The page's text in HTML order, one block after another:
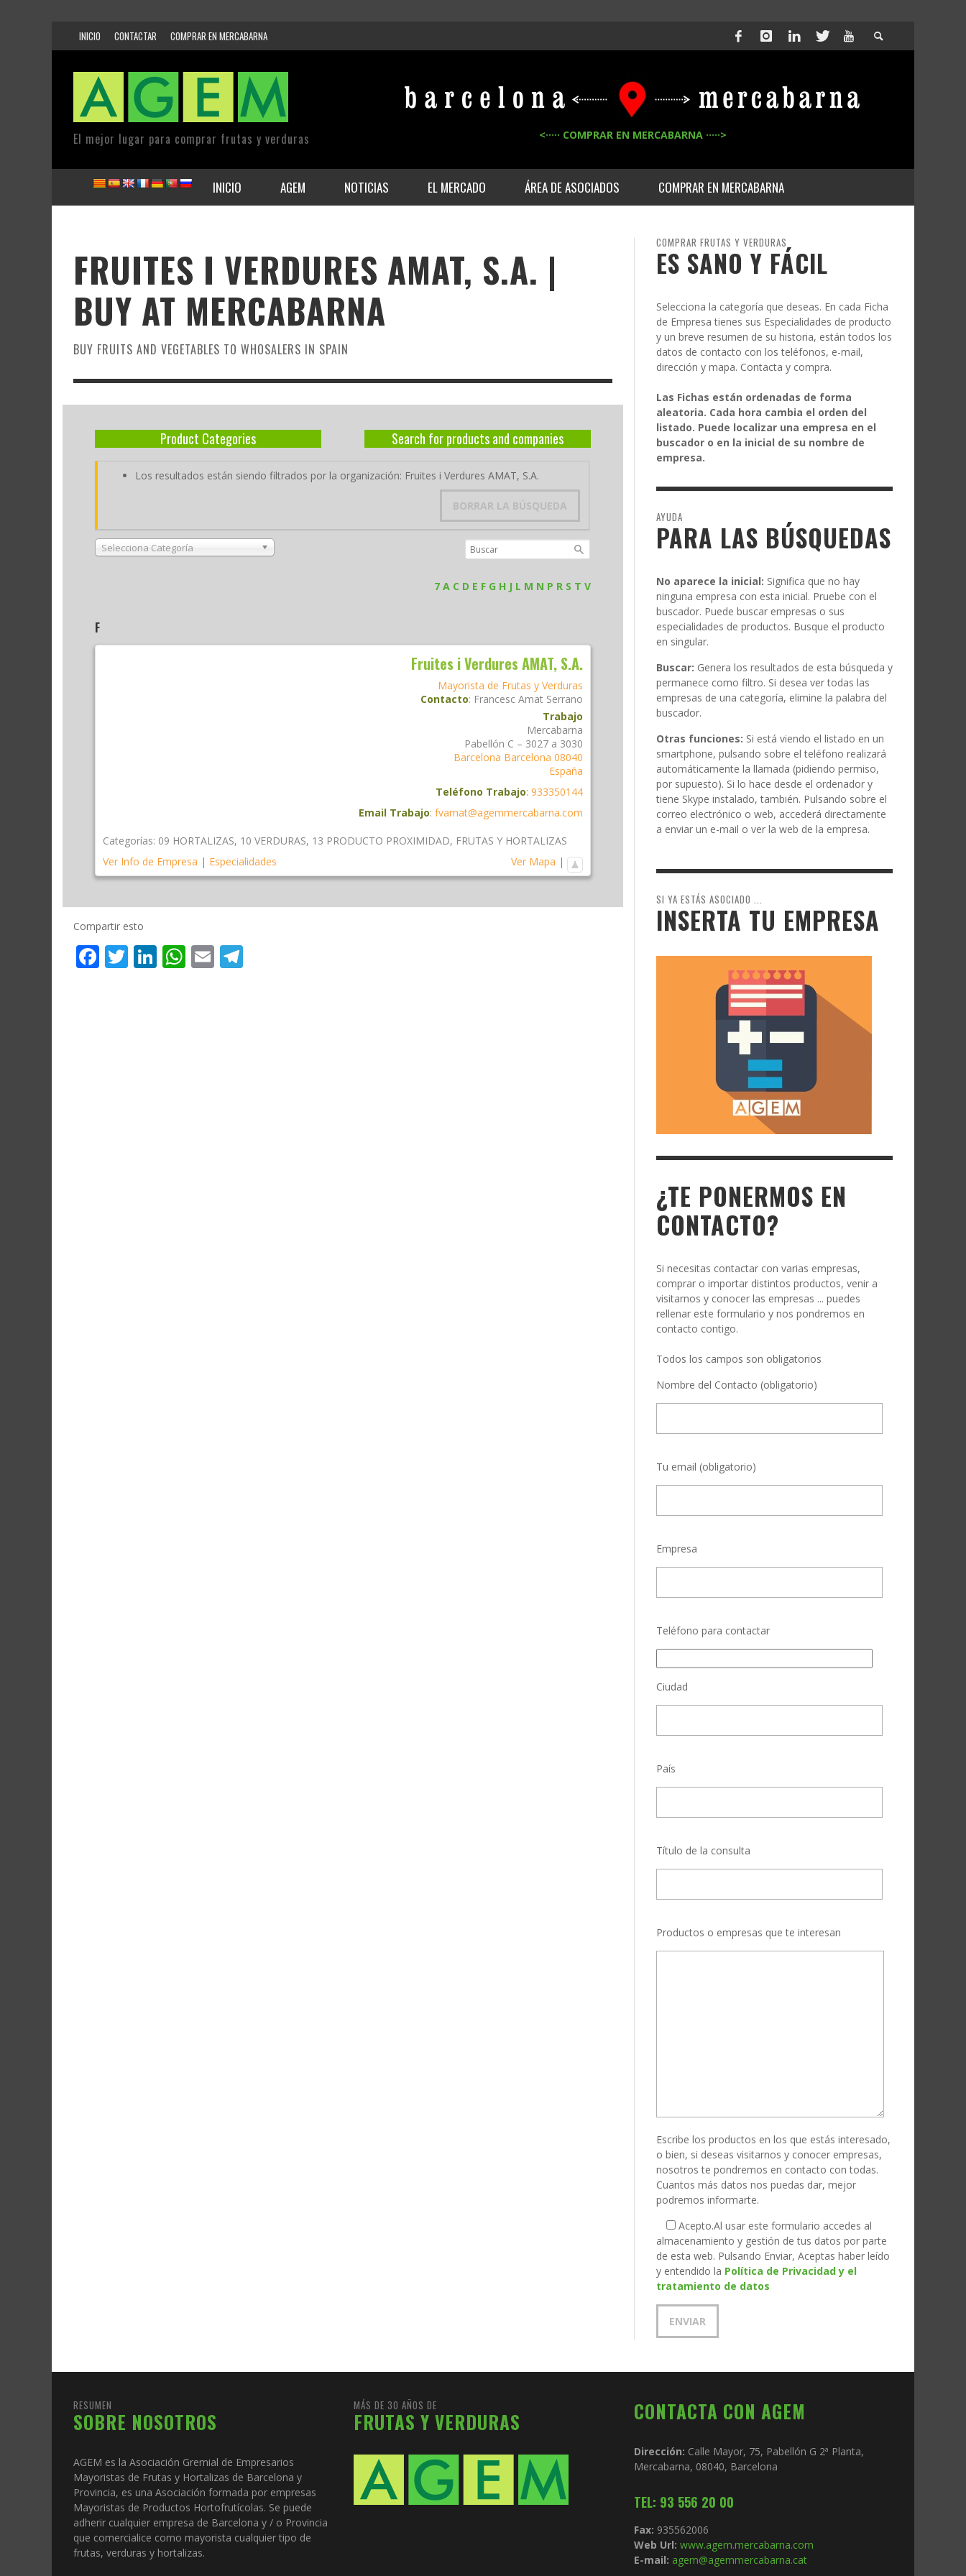
INICIO CONTACTAR COMPRAR EN MERCABARNA
El mejor lugar para comprar frutas y verduras <····· COMPRAR EN MERCABARNA ·····>
INICIO AGEM NOTICIAS EL MERCADO ÁREA DE ASOCIADOS COMPRAR EN MERCABARNA
FRUITES I VERDURES AMAT, S.A. |
BUY AT MERCABARNA
BUY FRUITS AND VEGETABLES TO WHOSALERS IN SPAIN
Product Categories Search for products and companies
Los resultados están siendo filtrados por la organización: Fruites i Verdures AMAT, S.A.
BORRAR LA BÚSQUEDA
Selecciona Categoría
7 A C D E F G H J L M N P R S T V
F
Fruites i Verdures AMAT, S.A.
Mayorista de Frutas y Verduras
Contacto: Francesc Amat Serrano
Trabajo
Mercabarna
Pabellón C – 3027 a 3030
Barcelona Barcelona 08040
España
Teléfono Trabajo: 933350144
Email Trabajo: fvamat@agemmercabarna.com
Categorías: 09 HORTALIZAS, 10 VERDURAS, 13 PRODUCTO PROXIMIDAD, FRUTAS Y HORTALIZAS
Ver Info de Empresa | Especialidades Ver Mapa |
Compartir esto
Facebook
Twitter
LinkedIn
WhatsApp
Email
COMPRAR FRUTAS Y VERDURAS
ES SANO Y FÁCIL
Selecciona la categoría que deseas. En cada Ficha
de Empresa tienes sus Especialidades de producto
y un breve resumen de su historia, están todos los
datos de contacto con los teléfonos, e-mail,
dirección y mapa. Contacta y compra.
Las Fichas están ordenadas de forma
aleatoria. Cada hora cambia el orden del
listado. Puede localizar una empresa en el
buscador o en la inicial de su nombre de
empresa.
AYUDA
PARA LAS BÚSQUEDAS
No aparece la inicial: Significa que no hay
ninguna empresa con esta inicial. Pruebe con el
buscador. Puede buscar empresas o sus
especialidades de productos. Busque el producto
en singular.
Buscar: Genera los resultados de esta búsqueda y
permanece como filtro. Si desea ver todas las
empresas de una categoría, elimine la palabra del
buscador.
Otras funciones: Si está viendo el listado en un
smartphone, pulsando sobre el teléfono realizará
automáticamente la llamada (pidiendo permiso,
por supuesto). Si lo hace desde el ordenador y
tiene Skype instalado, también. Pulsando sobre el
correo electrónico o web, accederá directamente
a enviar un e-mail o ver la web de la empresa.
SI YA ESTÁS ASOCIADO ...
INSERTA TU EMPRESA
¿TE PONERMOS EN
CONTACTO?
Si necesitas contactar con varias empresas,
comprar o importar distintos productos, venir a
visitarnos y conocer las empresas ... puedes
rellenar este formulario y nos pondremos en
contacto contigo.
Todos los campos son obligatorios
Nombre del Contacto (obligatorio)
Tu email (obligatorio)
Empresa
Teléfono para contactar
Ciudad
País
Título de la consulta
Productos o empresas que te interesan
Escribe los productos en los que estás interesado,
o bien, si deseas visitarnos y conocer empresas,
nosotros te pondremos en contacto con todas.
Cuantos más datos nos puedas dar, mejor
podremos informarte.
Acepto.Al usar este formulario accedes al
almacenamiento y gestión de tus datos por parte
de esta web. Pulsando Enviar, Aceptas haber leído
y entendido la Política de Privacidad y el
tratamiento de datos
RESUMEN
SOBRE NOSOTROS
AGEM es la Asociación Gremial de Empresarios
Mayoristas de Frutas y Hortalizas de Barcelona y
Provincia, es una Asociación formada por empresas
Mayoristas de Productos Hortofrutícolas. Se puede
adherir cualquier empresa de Barcelona y / o Provincia
que comercialice como mayorista cualquier tipo de
frutas, verduras y hortalizas.
MÁS DE 30 AÑOS DE
FRUTAS Y VERDURAS CONTACTA CON AGEM
Dirección: Calle Mayor, 75, Pabellón G 2ª Planta,
Mercabarna, 08040, Barcelona
TEL: 93 556 20 00
Fax: 935562006
Web Url: www.agem.mercabarna.com
E-mail: agem@agemmercabarna.cat